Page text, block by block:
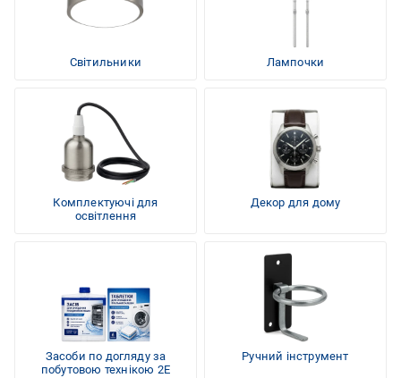
Світильники Лампочки
Комплектуючі для
освітлення
Декор для дому
Засоби по догляду за
побутовою технікою 2E
Ручний інструмент